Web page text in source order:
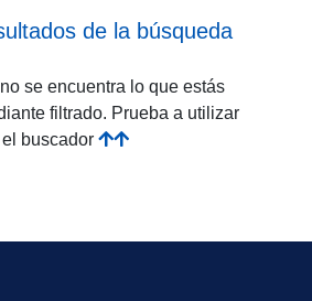
de la búsqueda
se encuentra lo que estás
filtrado. Prueba a utilizar
el buscador